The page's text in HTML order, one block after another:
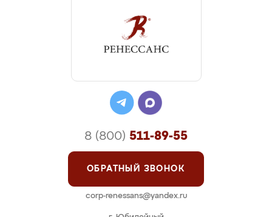
8 (800) 511-89-55
ОБРАТНЫЙ ЗВОНОК
corp-renessans@yandex.ru